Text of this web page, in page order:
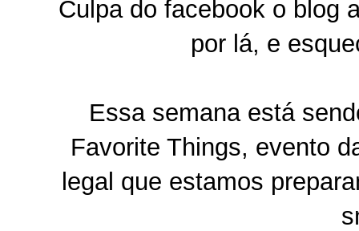
Culpa do facebook o blog
por lá, e
Essa semana está
Favorite Things, evento
legal que estamos